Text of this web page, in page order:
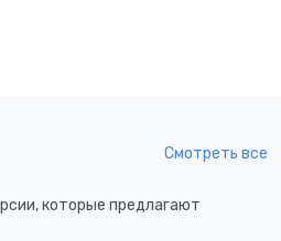
Смотреть все
которые предлагают